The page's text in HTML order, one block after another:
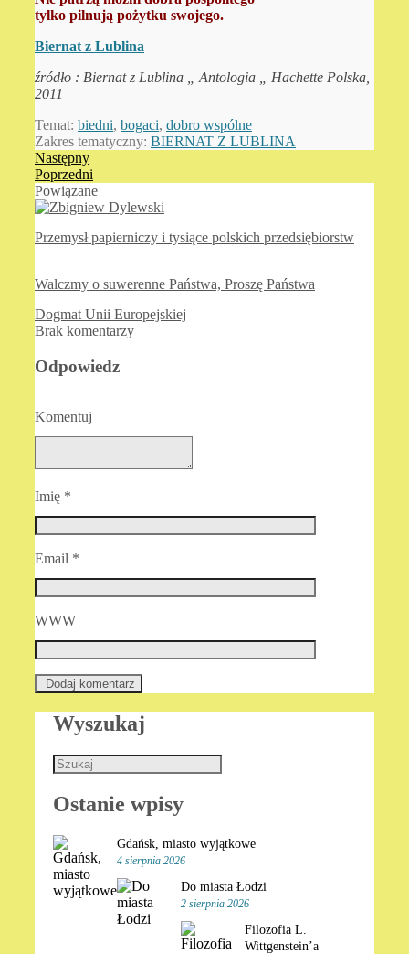
tylko pilnują pożytku swojego.
Biernat z Lublina
źródło : Biernat z Lublina „ Antologia „ Hachette Polska,
2011
Temat: biedni, bogaci, dobro wspólne
Zakres tematyczny: BIERNAT Z LUBLINA
Następny
Poprzedni
Powiązane
Przemysł papierniczy i tysiące polskich przedsiębiorstw
Walczmy o suwerenne Państwa, Proszę Państwa
Dogmat Unii Europejskiej
Brak komentarzy
Odpowiedz
Komentuj
Imię *
Email *
WWW
Wyszukaj
Ostanie wpisy
Gdańsk, miasto wyjątkowe
4 sierpnia 2026
Do miasta Łodzi
2 sierpnia 2026
Filozofia L.
Wittgenstein’a